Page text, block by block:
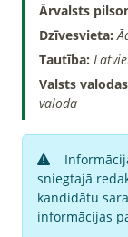
Ārvalsts
Dzīvesvieta:
Tautība:
Valsts
valoda
sniegtajā
kandidātu
informācijas